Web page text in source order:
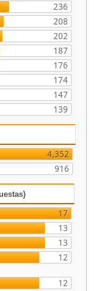
236
208
202
187
176
174
147
139
4,352
916
17
13
13
12
12